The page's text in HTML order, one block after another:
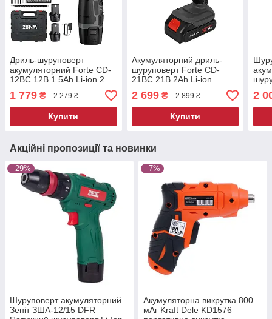
Дриль-шуруповерт
акумуляторний Forte CD-
12BC 12В 1.5Аh Li-ion 2
батареї кейс шурупокрут
1 779 ₴ 2 279 ₴
Купити
Акумуляторний дриль-
шуруповерт Forte CD-
21BC 21В 2Аh Li-ion
батарея шурупокрут
дриль
2 699₴ 2 899 ₴
Купити
2
Акційні пропозиції та новинки
–29%
Шуруповерт акумуляторний
Зеніт ЗША-12/15 DFR
–7%
Акумуляторна викрутка 800
мАг Kraft Dele KD1576